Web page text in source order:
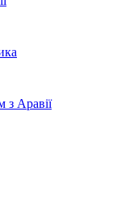
з Аравії